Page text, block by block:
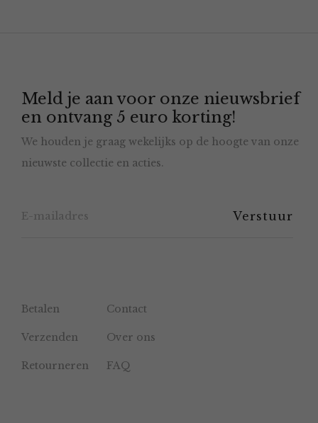
kan
gekozen
worden
op
productpagina
Meld je aan voor onze nieuwsbrief
en ontvang 5 euro korting!
We houden je graag wekelijks op de hoogte van onze
nieuwste collectie en acties.
Betalen Contact
Verzenden Over ons
Retourneren FAQ